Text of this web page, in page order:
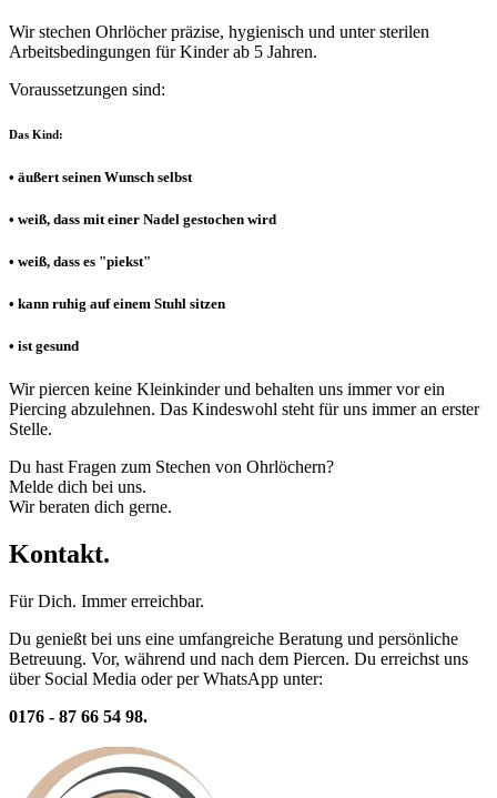
Wir stechen Ohrlöcher präzise, hygienisch und unter sterilen
Arbeitsbedingungen für Kinder ab 5 Jahren.
Voraussetzungen sind:
Das Kind:
• äußert seinen Wunsch selbst
• weiß, dass mit einer Nadel gestochen wird
• weiß, dass es "piekst"
• kann ruhig auf einem Stuhl sitzen
• ist gesund
Wir piercen keine Kleinkinder und behalten uns immer vor ein
Piercing abzulehnen. Das Kindeswohl steht für uns immer an erster
Stelle.
Du hast Fragen zum Stechen von Ohrlöchern?
Melde dich bei uns.
Wir beraten dich gerne.
Kontakt.
Für Dich. Immer erreichbar.
Du genießt bei uns eine umfangreiche Beratung und persönliche
Betreuung. Vor, während und nach dem Piercen. Du erreichst uns
über Social Media oder per WhatsApp unter:
0176 - 87 66 54 98.